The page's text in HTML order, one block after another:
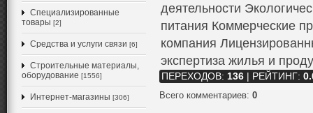
Специализированные
товары [2]
Средства и услуги связи [6]
Строительные материалы,
оборудование [1556]
Интернет-магазины [306]
деятельности
питания Коммерческие
компания
экспертиза жилья и
ПЕРЕХОДОВ: 136 РЕЙТИНГ:
Всего комментариев: 0